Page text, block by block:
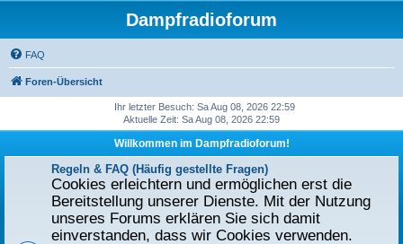
Dampfradioforum
FAQ
Foren-Übersicht
Ihr letzter Besuch: Sa Aug 08, 2026 22:59
Aktuelle Zeit: Sa Aug 08, 2026 22:59
Willkommen im Dampfradioforum!
Regeln & FAQ (Häufig gestellte Fragen)
Cookies erleichtern und ermöglichen erst die
Bereitstellung unserer Dienste. Mit der Nutzung
unseres Forums erklären Sie sich damit
einverstanden, dass wir Cookies verwenden.